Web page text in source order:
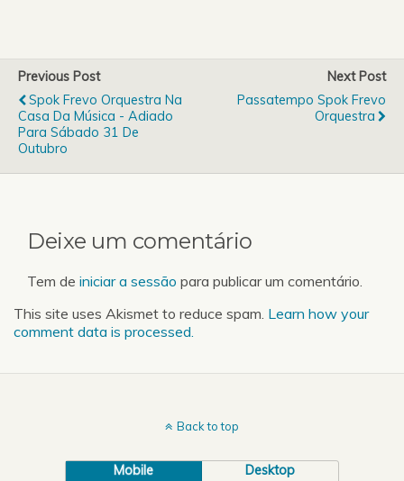
Previous Post
Spok Frevo Orquestra Na
Casa Da Música - Adiado
Para Sábado 31 De
Outubro
Next Post
Passatempo Spok Frevo
Orquestra
Deixe um comentário
Tem de iniciar a sessão para publicar um comentário.
This site uses Akismet to reduce spam. Learn how your
comment data is processed.
Back to top
Mobile Desktop